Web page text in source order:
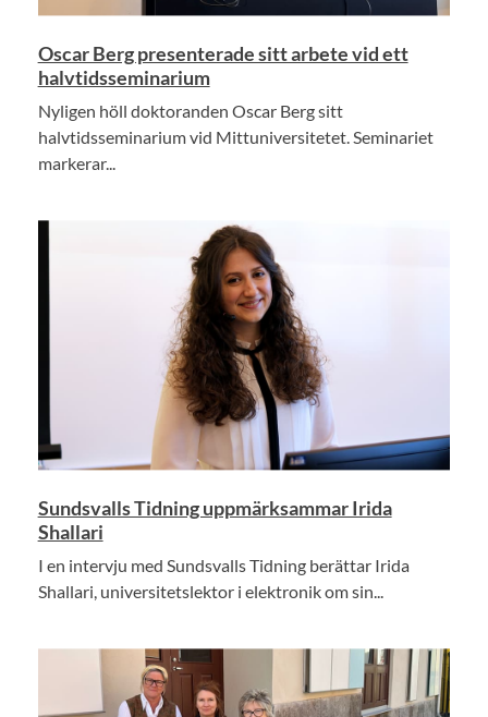
Oscar Berg presenterade sitt arbete vid ett
halvtidsseminarium
Nyligen höll doktoranden Oscar Berg sitt
halvtidsseminarium vid Mittuniversitetet. Seminariet
markerar...
Sundsvalls Tidning uppmärksammar Irida
Shallari
I en intervju med Sundsvalls Tidning berättar Irida
Shallari, universitetslektor i elektronik om sin...